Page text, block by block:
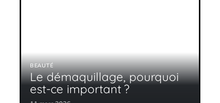
BEAUTÉ
Le démaquillage, pourquoi
est-ce important ?